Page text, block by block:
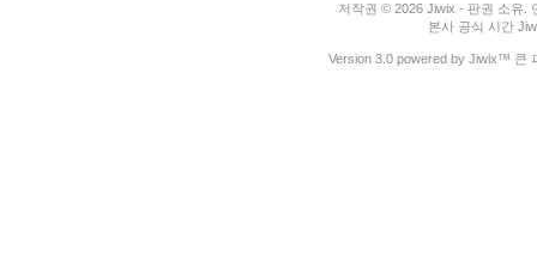
저작권 © 2026 Jiwix - 판권 소유.
본사 공식 시간
Version 3.0 powered by Jiwix™ 큰